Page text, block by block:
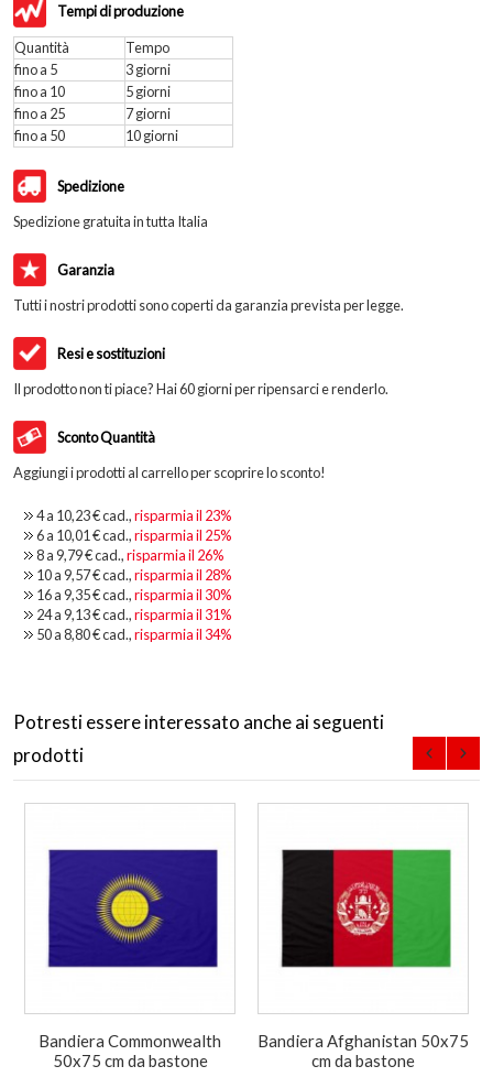
Tempi di produzione
Quantità
Tempo
fino a 5
3 giorni
fino a 10
5 giorni
fino a 25
7 giorni
fino a 50
10 giorni
Spedizione
Spedizione gratuita in tutta Italia
Garanzia
Tutti i nostri prodotti sono coperti da garanzia prevista per legge.
Resi e sostituzioni
Il prodotto non ti piace? Hai 60 giorni per ripensarci e renderlo.
Sconto Quantità
Aggiungi i prodotti al carrello per scoprire lo sconto!
4 a 10,23 €cad.,risparmia il 23%
6 a 10,01 €cad.,risparmia il 25%
8 a 9,79 €cad.,risparmia il 26%
10 a 9,57 €cad.,risparmia il 28%
16 a 9,35 €cad.,risparmia il 30%
24 a 9,13 €cad.,risparmia il 31%
50 a8,80 €cad.,risparmia il 34%
Potresti essere interessato anche ai seguenti
prodotti
Bandiera Commonwealth
50x75 cm da bastone
Bandiera Afghanistan 50x75
cm da bastone